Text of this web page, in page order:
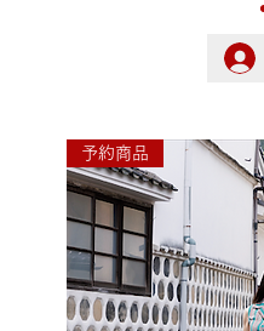
予約商品
令和8年熊本地震に